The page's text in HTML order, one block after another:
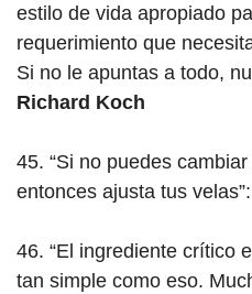
estilo de vida apropiado
requerimiento que
Si no le apuntas a todo,
Richard Koch
45. “Si no puedes
entonces ajusta tus velas”:
46. “El ingrediente crítico
tan simple como eso.